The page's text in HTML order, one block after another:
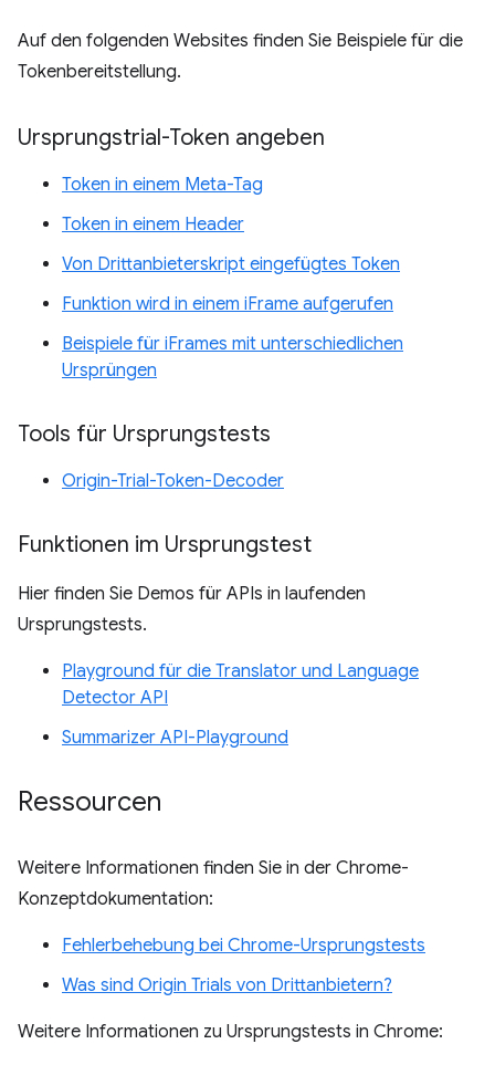
Auf den folgenden Websites finden Sie Beispiele für die
Tokenbereitstellung.
Ursprungstrial-Token angeben
Token in einem Meta-Tag
Token in einem Header
Von Drittanbieterskript eingefügtes Token
Funktion wird in einem iFrame aufgerufen
Beispiele für iFrames mit unterschiedlichen
Ursprüngen
Tools für Ursprungstests
Origin-Trial-Token-Decoder
Funktionen im Ursprungstest
Hier finden Sie Demos für APIs in laufenden
Ursprungstests.
Playground für die Translator und Language
Detector API
Summarizer API-Playground
Ressourcen
Weitere Informationen finden Sie in der Chrome-
Konzeptdokumentation:
Fehlerbehebung bei Chrome-Ursprungstests
Was sind Origin Trials von Drittanbietern?
Weitere Informationen zu Ursprungstests in Chrome: